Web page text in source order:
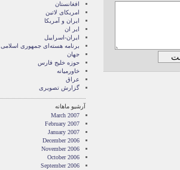
افغانستان
امریکای لاتین
ايران و آمريکا
ایر ان
ایران-اسراییل
برنامه هسته‌ای جمهوری اسلامی
جهان
حوزه خلیج فارس
خاورمیانه
عراق
گزارش تصويری
آرشیو ماهانه
March 2007
February 2007
January 2007
December 2006
November 2006
October 2006
September 2006